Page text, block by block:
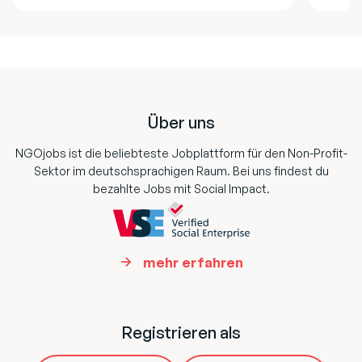
Über uns
NGOjobs ist die beliebteste Jobplattform für den Non-Profit-
Sektor im deutschsprachigen Raum. Bei uns findest du
bezahlte Jobs mit Social Impact.
mehr erfahren
Registrieren als